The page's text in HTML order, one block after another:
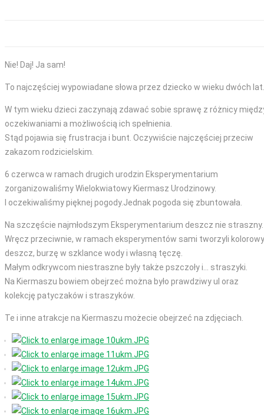
Nie! Daj! Ja sam!
To najczęściej wypowiadane słowa przez dziecko w wieku dwóch lat.
W tym wieku dzieci zaczynają zdawać sobie sprawę z różnicy
oczekiwaniami a możliwością ich spełnienia.
Stąd pojawia się frustracja i bunt. Oczywiście najczęściej przeciw
zakazom rodzicielskim.
6 czerwca w ramach drugich urodzin Eksperymentarium
zorganizowaliśmy Wielokwiatowy Kiermasz Urodzinowy.
I oczekiwaliśmy pięknej pogody.Jednak pogoda się zbuntowała.
Na szczęście najmłodszym Eksperymentarium deszcz nie straszny.
Wręcz przeciwnie, w ramach eksperymentów sami tworzyli kolorowy
deszcz, burzę w szklance wody i własną tęczę.
Małym odkrywcom niestraszne były także pszczoły i... straszyki.
Na Kiermaszu bowiem obejrzeć można było prawdziwy ul oraz
kolekcję patyczaków i straszyków.
Te i inne atrakcje na Kiermaszu możecie obejrzeć na zdjęciach.